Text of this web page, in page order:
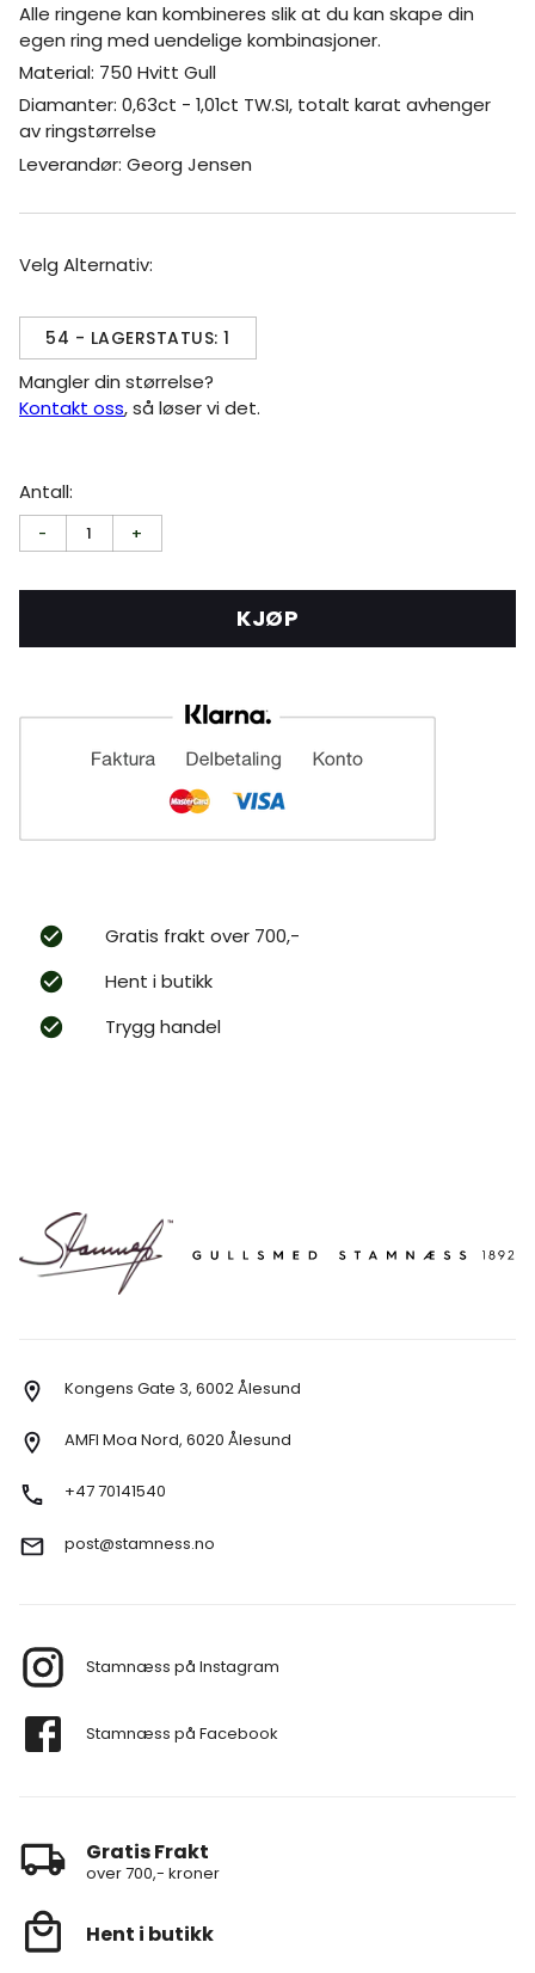
Alle ringene kan kombineres slik at du kan skape din
egen ring med uendelige kombinasjoner.
Material: 750 Hvitt Gull
Diamanter: 0,63ct - 1,01ct TW.SI, totalt karat avhenger
av ringstørrelse
Leverandør: Georg Jensen
Velg Alternativ:
54 - LAGERSTATUS: 1
Mangler din størrelse?
Kontakt oss, så løser vi det.
Antall:
- 1 +
KJØP
Gratis frakt over 700,-
Hent i butikk
Trygg handel
Kongens Gate 3, 6002 Ålesund
AMFI Moa Nord, 6020 Ålesund
+47 70141540
post@stamness.no
Stamnæss på Instagram
Stamnæss på Facebook
Gratis Frakt
over 700,- kroner
Hent i butikk